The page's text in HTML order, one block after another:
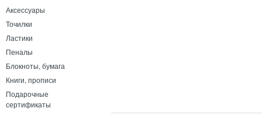
Аксессуары
Точилки
Ластики
Пеналы
Блокноты, бумага
Книги, прописи
Подарочные
сертификаты